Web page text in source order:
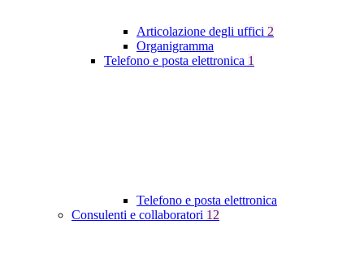
Articolazione degli uffici 2
Organigramma
Telefono e posta elettronica 1
Telefono e posta elettronica
Consulenti e collaboratori 12